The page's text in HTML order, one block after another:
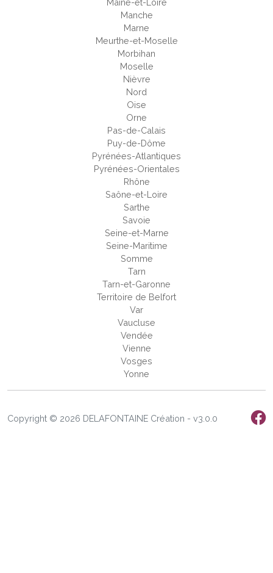
Manche
Marne
Meurthe-et-Moselle
Morbihan
Moselle
Nièvre
Nord
Oise
Orne
Pas-de-Calais
Puy-de-Dôme
Pyrénées-Atlantiques
Pyrénées-Orientales
Rhône
Saône-et-Loire
Sarthe
Savoie
Seine-et-Marne
Seine-Maritime
Somme
Tarn
Tarn-et-Garonne
Territoire de Belfort
Var
Vaucluse
Vendée
Vienne
Vosges
Yonne
Copyright © 2026 DELAFONTAINE Création - v3.0.0